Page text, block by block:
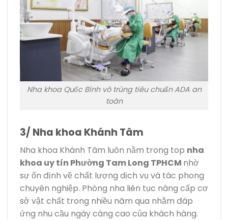
Nha khoa Quốc Bình vô trùng tiêu chuẩn ADA an
toàn
3/ Nha khoa Khánh Tâm
Nha khoa Khánh Tâm luôn nằm trong top nha
khoa uy tín Phường Tam Long TPHCM nhờ
sự ổn định về chất lượng dịch vụ và tác phong
chuyên nghiệp. Phòng nha liên tục nâng cấp cơ
sở vật chất trong nhiều năm qua nhằm đáp
ứng nhu cầu ngày càng cao của khách hàng.